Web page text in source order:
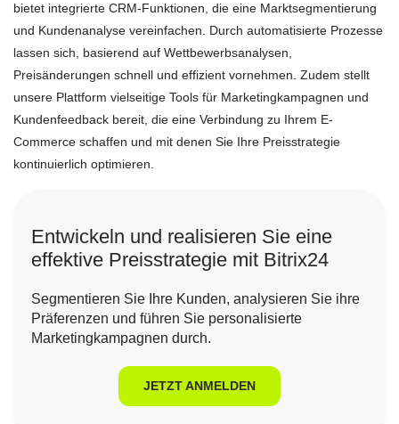
bietet integrierte CRM-Funktionen, die eine Marktsegmentierung
und Kundenanalyse vereinfachen. Durch automatisierte Prozesse
lassen sich, basierend auf Wettbewerbsanalysen,
Preisänderungen schnell und effizient vornehmen. Zudem stellt
unsere Plattform vielseitige Tools für Marketingkampagnen und
Kundenfeedback bereit, die eine Verbindung zu Ihrem E-
Commerce schaffen und mit denen Sie Ihre Preisstrategie
kontinuierlich optimieren.
Entwickeln und realisieren Sie eine
effektive Preisstrategie mit Bitrix24
Segmentieren Sie Ihre Kunden, analysieren Sie ihre
Präferenzen und führen Sie personalisierte
Marketingkampagnen durch.
JETZT ANMELDEN